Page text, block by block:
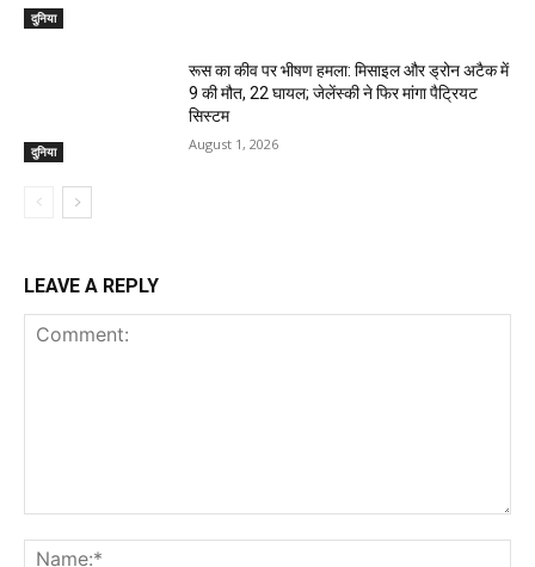
दुनिया
दुनिया
रूस का कीव पर भीषण हमला: मिसाइल और ड्रोन अटैक में
9 की मौत, 22 घायल; जेलेंस्की ने फिर मांगा पैट्रियट
सिस्टम
August 1, 2026
LEAVE A REPLY